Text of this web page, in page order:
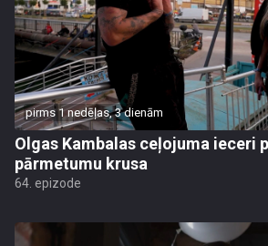
pirms 1 nedēļas, 3 dienām
Olgas Kambalas ceļojuma ieceri
pārmetumu krusa
64. epizode